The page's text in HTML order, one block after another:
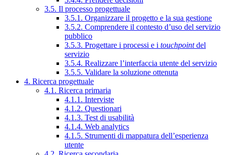
3.5. Il processo progettuale
3.5.1. Organizzare il progetto e la sua gestione
3.5.2. Comprendere il contesto d’uso del servizio
pubblico
3.5.3. Progettare i processi e i touchpointdel
servizio
3.5.4. Realizzare l’interfaccia utente del servizio
3.5.5. Validare la soluzione ottenuta
4. Ricerca progettuale
4.1. Ricerca primaria
4.1.1. Interviste
4.1.2. Questionari
4.1.3. Test di usabilità
4.1.4. Web analytics
4.1.5. Strumenti di mappatura dell’esperienza
utente